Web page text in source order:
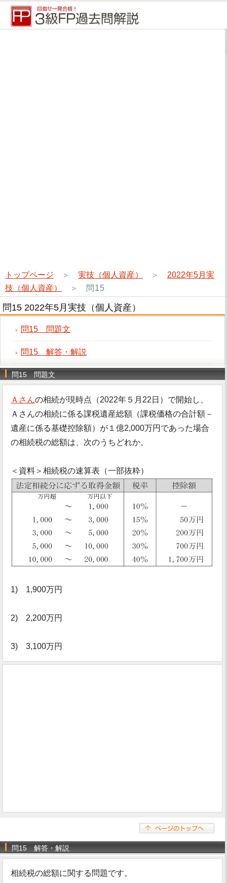
トップページ ＞ 実技（個人資産） ＞ 2022年5月実
技（個人資産）
＞ 問15
問15 2022年5月実技（個人資産）
問15 問題文
問15 解答・解説
問15 問題文
Ａさんの相続が現時点（2022年５月22日）で開始し、
Ａさんの相続に係る課税遺産総額（課税価格の合計額－
遺産に係る基礎控除額）が１億2,000万円であった場合
の相続税の総額は、次のうちどれか。
＜資料＞相続税の速算表（一部抜粋）
1) 1,900万円
2) 2,200万円
3) 3,100万円
問15 解答・解説
相続税の総額に関する問題です。